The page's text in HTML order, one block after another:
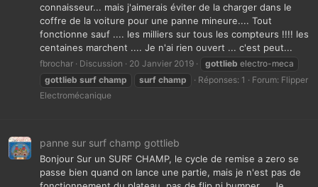
connaisseur... mais j'aimerais éviter de la charger dans le
coffre de la voiture pour une panne mineure.... Tout
fonctionne sauf .... les milliers sur tous les compteurs !!!! les
centaines marchent .... Je n'ai rien ouvert ... c'est peut...
fbrochar Discussion 20 Janvier 2019 gottlieb electro-meca
gottlieb surf champ surf champ Réponses: 1 Forum: Flipper
Electromécanique
panne sur surf champ gottlieb
Bonjour Sur un SURF CHAMP, le cycle de remise a zero se
passe bien quand on lance une partie, mais je n'est pas de